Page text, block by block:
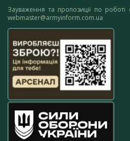
Зауваження та пропозиції по роботі
webmaster@armyinform.com.ua